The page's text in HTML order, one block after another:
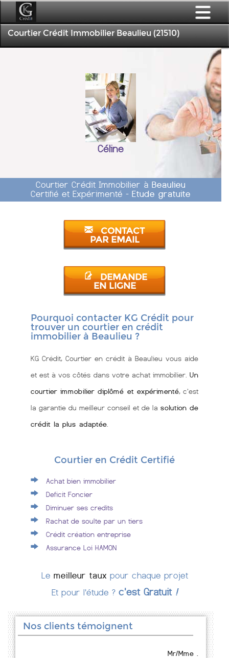
Courtier Crédit Immobilier Beaulieu (21510)
Céline
Courtier Crédit Immobilier à Beaulieu
Certifié et Expérimenté - Etude gratuite
CONTACT
PAR EMAIL
DEMANDE
EN LIGNE
Pourquoi contacter KG Crédit pour
trouver un courtier en crédit
immobilier à Beaulieu ?
KG Crédit, Courtier en crédit à Beaulieu vous aide
et est à vos côtés dans votre achat immobilier. Un
courtier immobilier diplômé et expérimenté, c'est
la garantie du meilleur conseil et de la solution de
crédit la plus adaptée
Courtier en Crédit Certifié
Achat bien immobilier
Deficit Foncier
Diminuer ses credits
Rachat de soulte par un tiers
Crédit création entreprise
Assurance Loi HAMON
Le meilleur taux pour chaque projet
Et pour l'étude ? c'est Gratuit !
Nos clients témoignent
Mr/Mme .